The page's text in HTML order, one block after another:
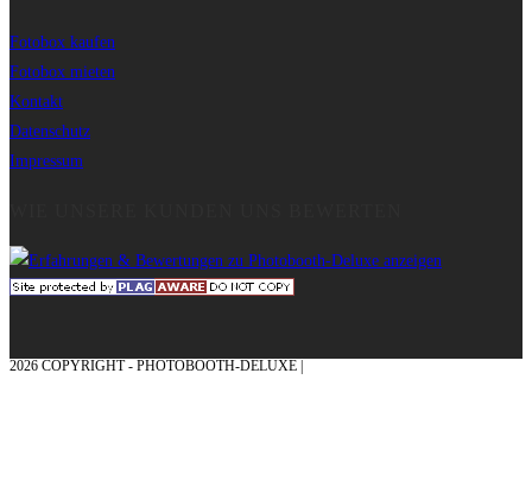
Fotobox kaufen
Fotobox mieten
Kontakt
Datenschutz
Impressum
2026 COPYRIGHT - PHOTOBOOTH-DELUXE |